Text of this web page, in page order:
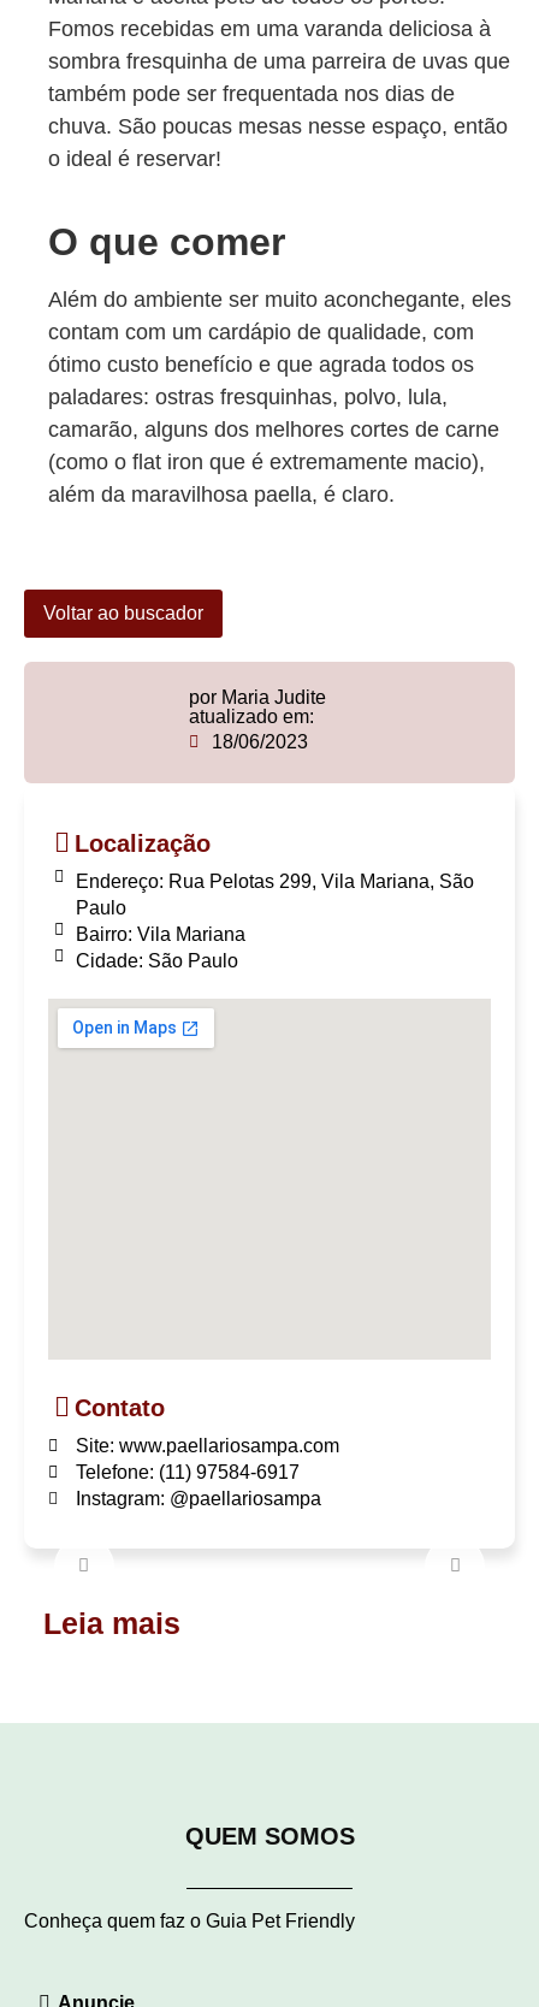
Fomos recebidas em uma varanda deliciosa à
sombra fresquinha de uma parreira de uvas que
também pode ser frequentada nos dias de
chuva. São poucas mesas nesse espaço, então
o ideal é reservar!
O que comer
Além do ambiente ser muito aconchegante, eles
contam com um cardápio de qualidade, com
ótimo custo benefício e que agrada todos os
paladares: ostras fresquinhas, polvo, lula,
camarão, alguns dos melhores cortes de carne
(como o flat iron que é extremamente macio),
além da maravilhosa paella, é claro.
Voltar ao buscador
por Maria Judite
atualizado em:
18/06/2023
Localização
Endereço: Rua Pelotas 299, Vila Mariana, São
Paulo
Bairro: Vila Mariana
Cidade: São Paulo
Contato
Site: www.paellariosampa.com
Telefone: (11) 97584-6917
Instagram: @paellariosampa
Leia mais
QUEM SOMOS
Conheça quem faz o Guia Pet Friendly
Anuncie